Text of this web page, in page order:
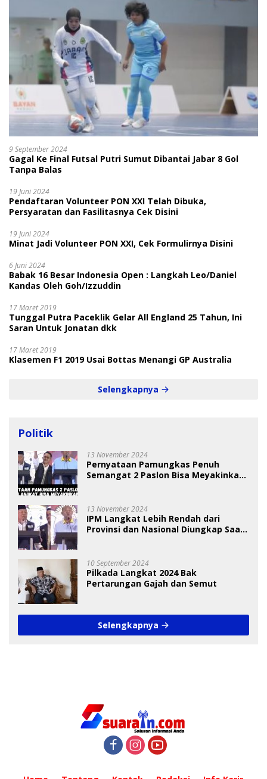
9 September 2024
Gagal Ke Final Futsal Putri Sumut Dibantai Jabar 8 Gol
Tanpa Balas
19 Juni 2024
Pendaftaran Volunteer PON XXI Telah Dibuka,
Persyaratan dan Fasilitasnya Cek Disini
19 Juni 2024
Minat Jadi Volunteer PON XXI, Cek Formulirnya Disini
6 Juni 2024
Babak 16 Besar Indonesia Open : Langkah Leo/Daniel
Kandas Oleh Goh/Izzuddin
17 Maret 2019
Tunggal Putra Paceklik Gelar All England 25 Tahun, Ini
Saran Untuk Jonatan dkk
17 Maret 2019
Klasemen F1 2019 Usai Bottas Menangi GP Australia
Selengkapnya
Politik
13 November 2024
Pernyataan Pamungkas Penuh
Semangat 2 Paslon Bisa Meyakinkan
13 November 2024
IPM Langkat Lebih Rendah dari
Provinsi dan Nasional Diungkap Saat
10 September 2024
Pilkada Langkat 2024 Bak
Pertarungan Gajah dan Semut
Selengkapnya